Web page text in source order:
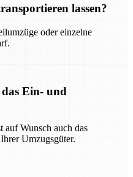
lassen?
oder einzelne
Ein- und
auf Wunsch auch das
Umzugsgüter.